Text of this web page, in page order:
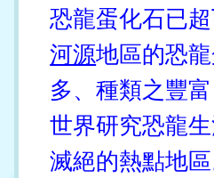
恐龍蛋化石已超
河源地區的恐
多、種類之豐
世界研究恐龍生
滅絕的熱點地